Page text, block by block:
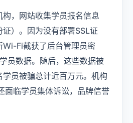
，网站收集学员报名信息
证）。因为没有部署SSL证
Wi-Fi截获了后台管理员密
员数据。随后，这些数据被
员被骗总计近百万元。机构
面临学员集体诉讼，品牌信誉